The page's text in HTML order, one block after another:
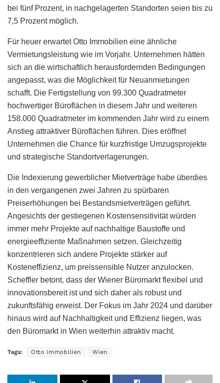
bei fünf Prozent, in nachgelagerten Standorten seien bis zu
7,5 Prozent möglich.
Für heuer erwartet Otto Immobilien eine ähnliche
Vermietungsleistung wie im Vorjahr. Unternehmen hätten
sich an die wirtschaftlich herausfordernden Bedingungen
angepasst, was die Möglichkeit für Neuanmietungen
schafft. Die Fertigstellung von 99.300 Quadratmeter
hochwertiger Büroflächen in diesem Jahr und weiteren
158.000 Quadratmeter im kommenden Jahr wird zu einem
Anstieg attraktiver Büroflächen führen. Dies eröffnet
Unternehmen die Chance für kurzfristige Umzugsprojekte
und strategische Standortverlagerungen.
Die Indexierung gewerblicher Mietverträge habe überdies
in den vergangenen zwei Jahren zu spürbaren
Preiserhöhungen bei Bestandsmietverträgen geführt.
Angesichts der gestiegenen Kostensensitivität würden
immer mehr Projekte auf nachhaltige Baustoffe und
energieeffiziente Maßnahmen setzen. Gleichzeitig
konzentrieren sich andere Projekte stärker auf
Kosteneffizienz, um preissensible Nutzer anzulocken.
Scheffler betont, dass der Wiener Büromarkt flexibel und
innovationsbereit ist und sich daher als robust und
zukunftsfähig erweist. Der Fokus im Jahr 2024 und darüber
hinaus wird auf Nachhaltigkeit und Effizienz liegen, was
den Büromarkt in Wien weiterhin attraktiv macht.
Tags: Otto Immobilien Wien